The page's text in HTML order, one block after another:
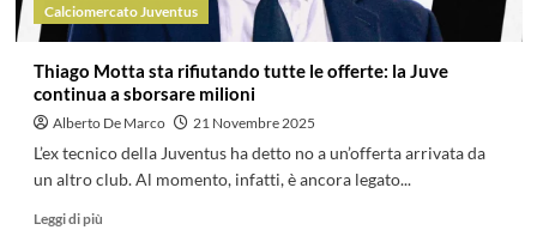
Calciomercato Juventus
Thiago Motta sta rifiutando tutte le offerte: la Juve
continua a sborsare milioni
Alberto De Marco 21 Novembre 2025
L’ex tecnico della Juventus ha detto no a un’offerta arrivata da
un altro club. Al momento, infatti, è ancora legato...
Leggi di più